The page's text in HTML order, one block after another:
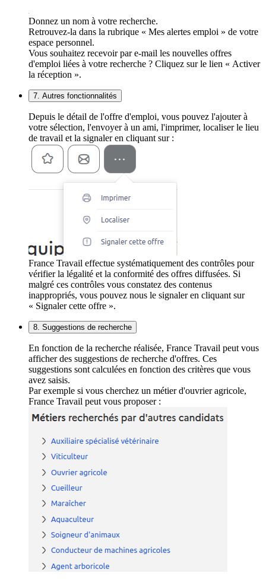
Donnez un nom à votre recherche.
Retrouvez-la dans la rubrique « Mes alertes emploi » de votre
espace personnel.
Vous souhaitez recevoir par e-mail les nouvelles offres
d'emploi liées à votre recherche ? Cliquez sur le lien « Activer
la réception ».
7. Autres fonctionnalités
Depuis le détail de l'offre d'emploi, vous pouvez l'ajouter à
votre sélection, l'envoyer à un ami, l'imprimer, localiser le lieu
de travail et la signaler en cliquant sur :
France Travail effectue systématiquement des contrôles pour
vérifier la légalité et la conformité des offres diffusées. Si
malgré ces contrôles vous constatez des contenus
inappropriés, vous pouvez nous le signaler en cliquant sur
« Signaler cette offre ».
8. Suggestions de recherche
En fonction de la recherche réalisée, France Travail peut vous
afficher des suggestions de recherche d'offres. Ces
suggestions sont calculées en fonction des critères que vous
avez saisis.
Par exemple si vous cherchez un métier d'ouvrier agricole,
France Travail peut vous proposer :